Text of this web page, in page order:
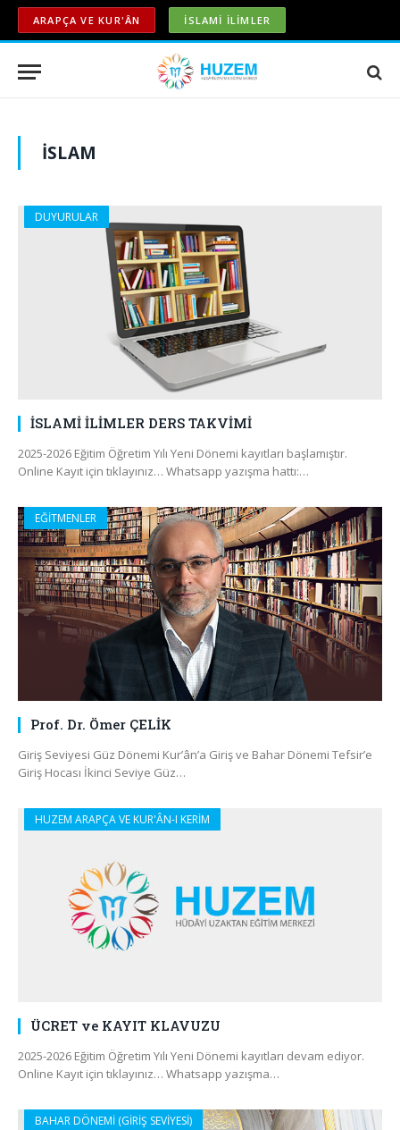
ARAPÇA VE KUR'ÂN İSLAMİ İLİMLER
ISLAM
DUYURULAR
İSLAMİ İLİMLER DERS TAKVİMİ
2025-2026 Eğitim Öğretim Yılı Yeni Dönemi kayıtları başlamıştır.
Online Kayıt için tıklayınız… Whatsapp yazışma hattı:…
EĞİTMENLER
Prof. Dr. Ömer ÇELİK
Giriş Seviyesi Güz Dönemi Kur’ân’a Giriş ve Bahar Dönemi Tefsir’e
Giriş Hocası İkinci Seviye Güz…
HUZEM ARAPÇA VE KUR'ÂN-I KERİM
ÜCRET ve KAYIT KLAVUZU
2025-2026 Eğitim Öğretim Yılı Yeni Dönemi kayıtları devam ediyor.
Online Kayıt için tıklayınız… Whatsapp yazışma…
BAHAR DÖNEMİ (GİRİŞ SEVİYESİ)